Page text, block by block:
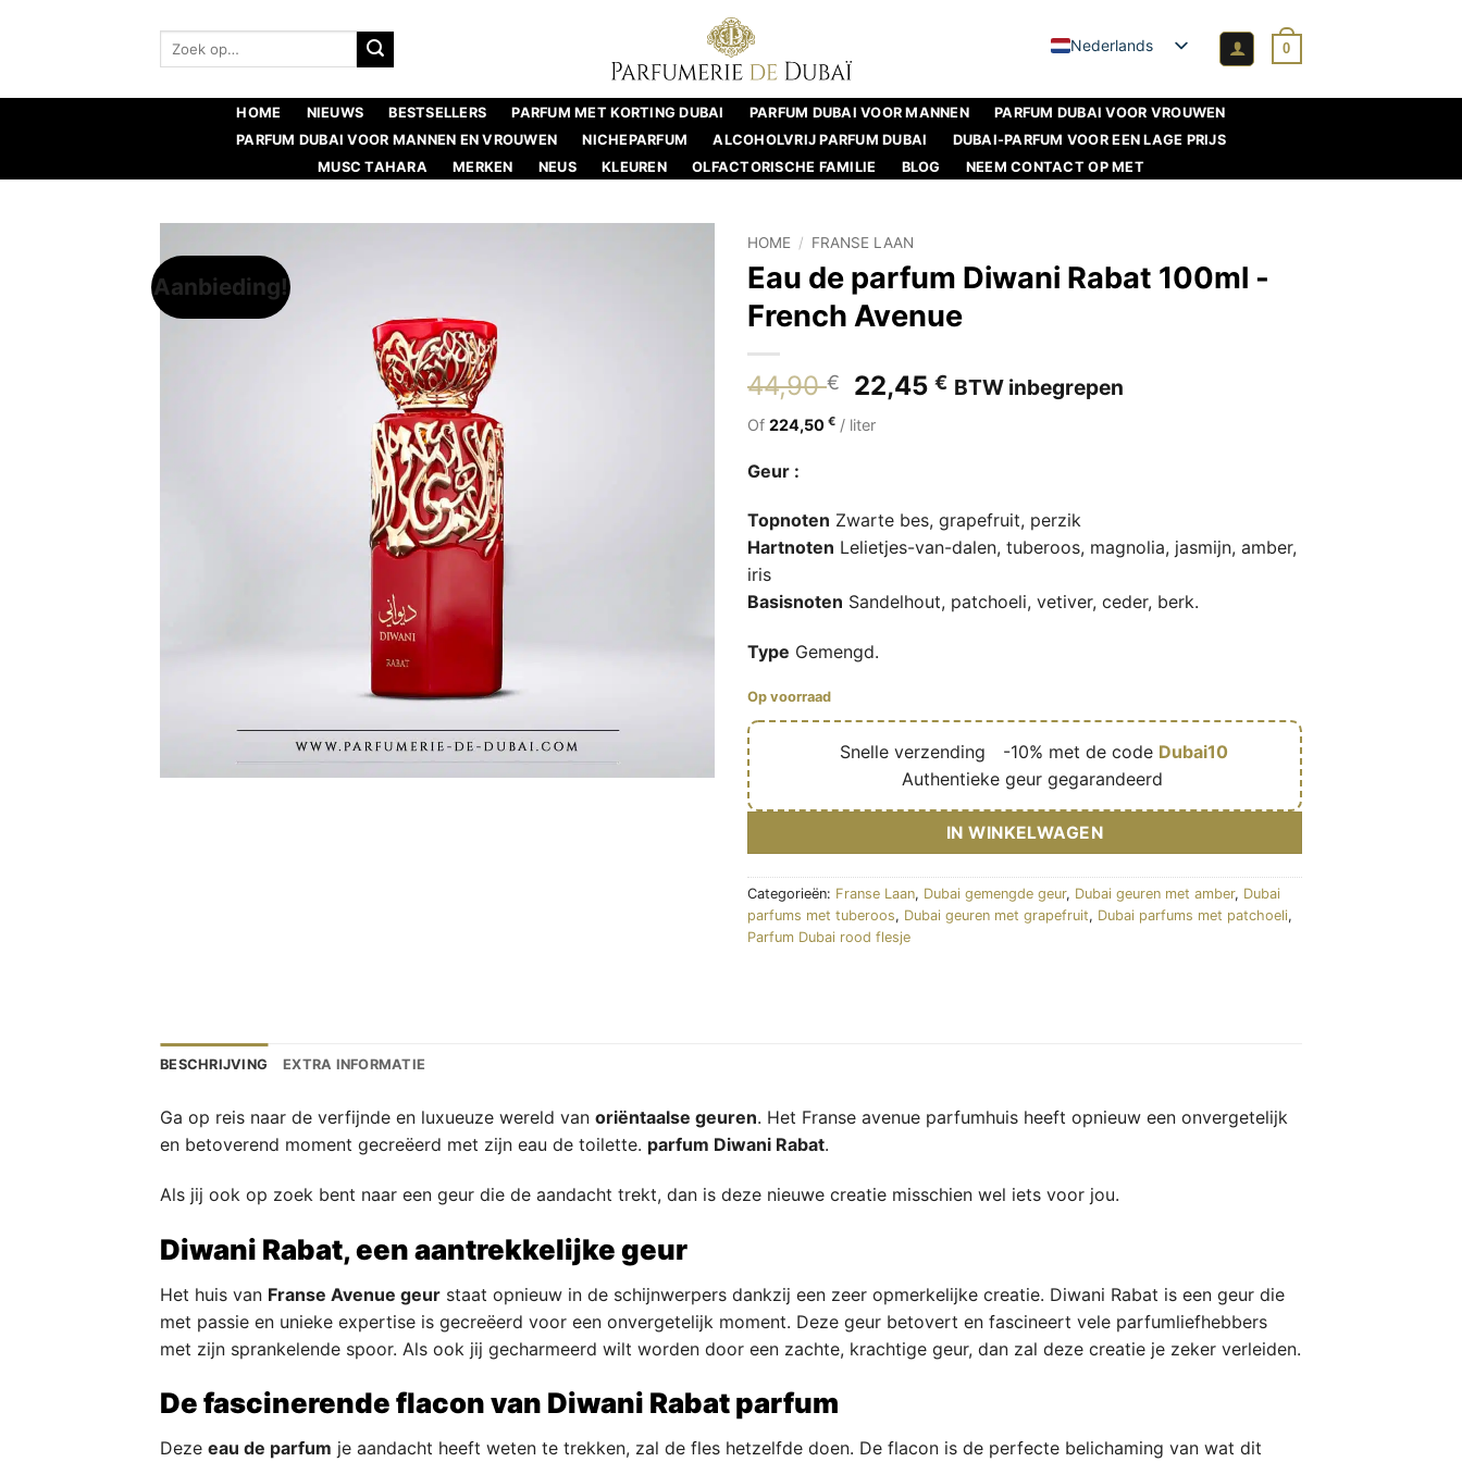
Zoeken: Nederlands 0
HOME NIEUWS BESTSELLERS PARFUM MET KORTING DUBAI PARFUM DUBAI VOOR MANNEN
PARFUM DUBAI VOOR VROUWEN
PARFUM DUBAI VOOR MANNEN EN VROUWEN
NICHEPARFUM ALCOHOLVRIJ PARFUM DUBAI
DUBAI-PARFUM VOOR EEN LAGE PRIJS
MUSC TAHARA
MERKEN NEUS KLEUREN OLFACTORISCHE FAMILIE BLOG NEEM CONTACT OP MET
Aanbieding!
HOME / FRANSE LAAN
Eau de parfum Diwani Rabat 100ml -
French Avenue
44,90€
Oorspronkelijke
prijs
was:
22,45€Huidige
BTW inbegrepen
Of 224,50 € / liter
Geur :
Topnoten Zwarte bes, grapefruit, perzik
Hartnoten Lelietjes-van-dalen, tuberoos, magnolia, jasmijn, amber,
iris
Basisnoten Sandelhout, patchoeli, vetiver, ceder, berk.
Type Gemengd.
Op voorraad
Snelle verzending -10% met de code Dubai10
Authentieke geur gegarandeerd
IN WINKELWAGEN
Categorieën: Franse Laan, Dubai gemengde geur, Dubai geuren met amber, Dubai
parfums met tuberoos, Dubai geuren met grapefruit, Dubai parfums met patchoeli,
Parfum Dubai rood flesje
BESCHRIJVING EXTRA INFORMATIE
Ga op reis naar de verfijnde en luxueuze wereld van oriëntaalse geuren. Het Franse avenue parfumhuis heeft opnieuw een onvergetelijk
en betoverend moment gecreëerd met zijn eau de toilette. parfum Diwani Rabat.
Als jij ook op zoek bent naar een geur die de aandacht trekt, dan is deze nieuwe creatie misschien wel iets voor jou.
Diwani Rabat, een aantrekkelijke geur
Het huis van Franse Avenue geur staat opnieuw in de schijnwerpers dankzij een zeer opmerkelijke creatie. Diwani Rabat is een geur die
met passie en unieke expertise is gecreëerd voor een onvergetelijk moment. Deze geur betovert en fascineert vele parfumliefhebbers
met zijn sprankelende spoor. Als ook jij gecharmeerd wilt worden door een zachte, krachtige geur, dan zal deze creatie je zeker verleiden.
De fascinerende flacon van Diwani Rabat parfum
Deze eau de parfum je aandacht heeft weten te trekken, zal de fles hetzelfde doen. De flacon is de perfecte belichaming van wat dit